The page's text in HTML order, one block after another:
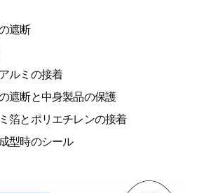
遮断
ルミの接着
遮断と中身製品の保護
とポリエチレンの接着
型時のシール